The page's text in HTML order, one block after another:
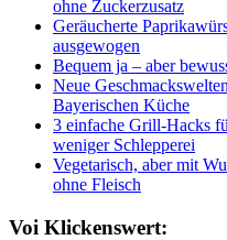
ohne Zuckerzusatz
Geräucherte
ausgewogen
Bequem ja – aber
Neue
Bayerischen Küche
3 einfache Grill-Hacks
weniger Schlepperei
Vegetarisch, aber mit
ohne Fleisch
Voi Klickenswert: